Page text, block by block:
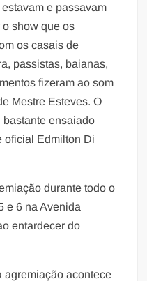
e passavam
show que os
os casais de
passistas, baianas,
fizeram ao som
Mestre Esteves. O
bastante ensaiado
oficial Edmilton Di
durante todo o
e 6 na Avenida
entardecer do
agremiação acontece